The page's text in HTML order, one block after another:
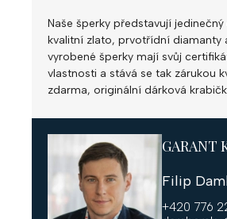
Naše šperky představují
kvalitní zlato, prvotřídní diamanty
vyrobené šperky mají svůj
vlastnosti a stává se tak zárukou
zdarma, originální dárková
GARANT
Filip
+420 776